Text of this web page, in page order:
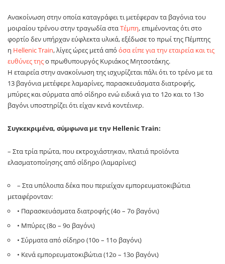
Ανακοίνωση στην οποία καταγράφει τι μετέφεραν τα βαγόνια του
μοιραίου τρένου στην τραγωδία σταΤέμπη, επιμένοντας ότι στο
φορτίο δεν υπήρχαν εύφλεκτα υλικά, εξέδωσε το πρωί της Πέμπτης
η Hellenic Train, λίγες ώρες μετά από όσα είπε για την εταιρεία και τις
ευθύνες τηςο πρωθυπουργός Κυριάκος Μητσοτάκης.
Η εταιρεία στην ανακοίνωση της ισχυρίζεται πάλι ότι το τρένο με τα
13 βαγόνια μετέφερε λαμαρίνες, παρασκευάσματα διατροφής,
μπύρες και σύρματα από σίδηρο ενώ ειδικά για το 12ο και το 13ο
βαγόνι υποστηρίζει ότι είχαν κενά κοντέινερ.
Συγκεκριμένα, σύμφωνα με την Hellenic Train:
– Στα τρία πρώτα, που εκτροχιάστηκαν, πλατιά προϊόντα
ελασματοποίησης από σίδηρο (λαμαρίνες)
– Στα υπόλοιπα δέκα που περιείχαν εμπορευματοκιβώτια
μεταφέρονταν:
• Παρασκευάσματα διατροφής (4ο – 7ο βαγόνι)
• Μπύρες (8ο – 9ο βαγόνι)
• Σύρματα από σίδηρο (10ο – 11ο βαγόνι)
• Κενά εμπορευματοκιβώτια (12ο – 13ο βαγόνι)